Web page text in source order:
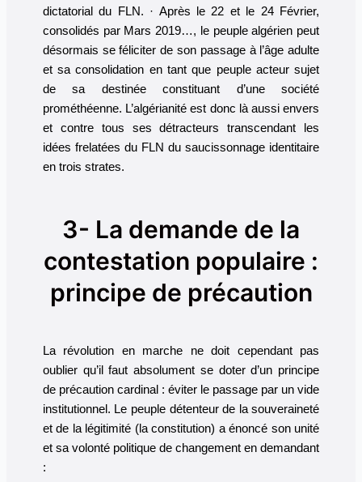
dictatorial du FLN. · Après le 22 et le 24 Février,
consolidés par Mars 2019…, le peuple algérien peut
désormais se féliciter de son passage à l’âge adulte
et sa consolidation en tant que peuple acteur sujet
de sa destinée constituant d’une société
prométhéenne. L’algérianité est donc là aussi envers
et contre tous ses détracteurs transcendant les
idées frelatées du FLN du saucissonnage identitaire
en trois strates.
3- La demande de la
contestation populaire :
principe de précaution
La révolution en marche ne doit cependant pas
oublier qu’il faut absolument se doter d’un principe
de précaution cardinal : éviter le passage par un vide
institutionnel. Le peuple détenteur de la souveraineté
et de la légitimité (la constitution) a énoncé son unité
et sa volonté politique de changement en demandant
: